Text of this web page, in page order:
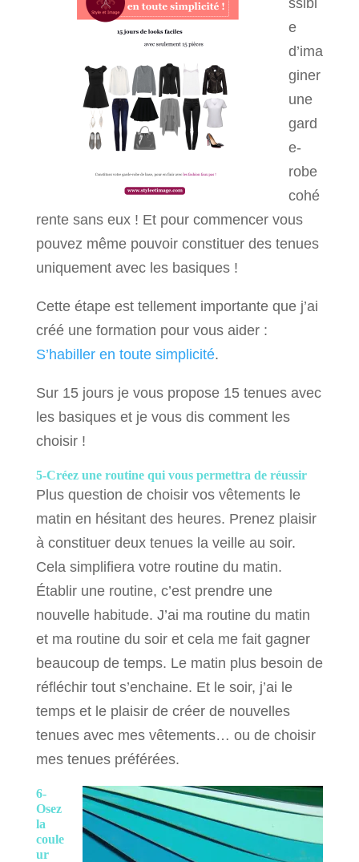
e
d’ima
giner
une
gard
e-
robe
cohé
rente sans eux ! Et pour commencer vous
pouvez même pouvoir constituer des tenues
uniquement avec les basiques !
Cette étape est tellement importante que j’ai
créé une formation pour vous aider :
S’habiller en toute simplicité.
Sur 15 jours je vous propose 15 tenues avec
les basiques et je vous dis comment les
choisir !
5-Créez une routine qui vous permettra de réussir
Plus question de choisir vos vêtements le
matin en hésitant des heures. Prenez plaisir
à constituer deux tenues la veille au soir.
Cela simplifiera votre routine du matin.
Établir une routine, c’est prendre une
nouvelle habitude. J’ai ma routine du matin
et ma routine du soir et cela me fait gagner
beaucoup de temps. Le matin plus besoin de
réfléchir tout s’enchaine. Et le soir, j’ai le
temps et le plaisir de créer de nouvelles
tenues avec mes vêtements… ou de choisir
mes tenues préférées.
6-
Osez
la
coule
ur